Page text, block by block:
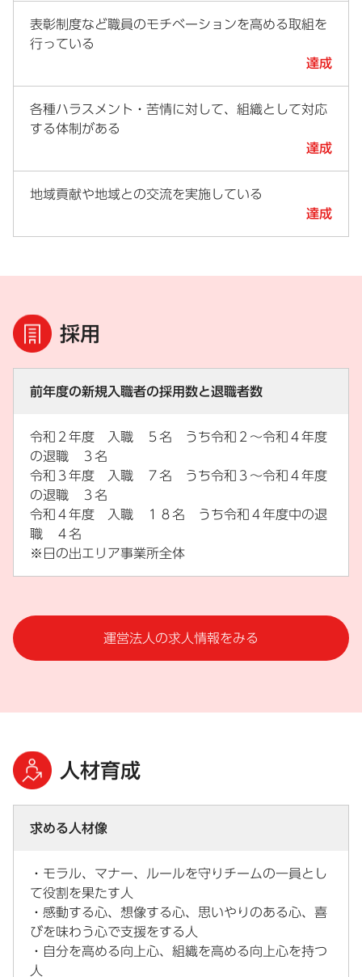
表彰制度など職員のモチベーションを高める取組を
行っている
達成
各種ハラスメント・苦情に対して、組織として対応
する体制がある
達成
地域貢献や地域との交流を実施している
達成
採用
前年度の新規入職者の採用数と退職者数
令和２年度 入職 ５名 うち令和２～令和４年度
の退職 ３名
令和３年度 入職 ７名 うち令和３～令和４年度
の退職 ３名
令和４年度 入職 １８名 うち令和４年度中の退
職 ４名
※日の出エリア事業所全体
運営法人の求人情報をみる
人材育成
求める人材像
・モラル、マナー、ルールを守りチームの一員とし
て役割を果たす人
・感動する心、想像する心、思いやりのある心、喜
びを味わう心で支援をする人
・自分を高める向上心、組織を高める向上心を持つ
人